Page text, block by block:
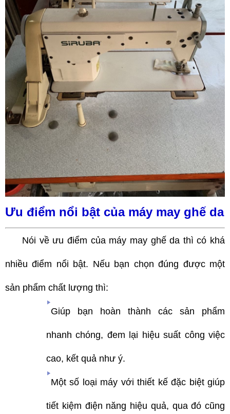
Ưu điểm nổi bật của máy may ghế da
Nói về ưu điểm của máy may ghế da thì có khá
nhiều điểm nổi bật. Nếu bạn chọn đúng được một
sản phẩm chất lượng thì:
Giúp bạn hoàn thành các sản phẩm
nhanh chóng, đem lại hiệu suất công việc
cao, kết quả như ý.
Một số loại máy với thiết kế đặc biệt giúp
tiết kiệm điện năng hiệu quả, qua đó cũng